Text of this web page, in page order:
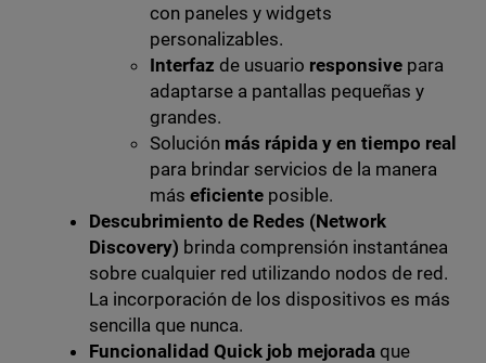
con paneles y widgets
personalizables.
Interfaz de usuario responsive para
adaptarse a pantallas pequeñas y
grandes.
Solución más rápida y en tiempo real
para brindar servicios de la manera
más eficienteposible.
Descubrimiento de Redes (Network
Discovery) brinda comprensión instantánea
sobre cualquier red utilizando nodos de red.
La incorporación de los dispositivos es más
sencilla que nunca.
Funcionalidad Quick job mejoradaque